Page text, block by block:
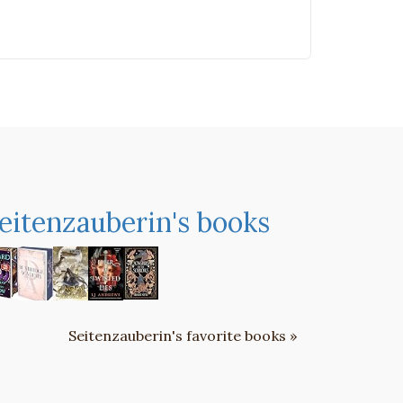
books
Seitenzauberin's favorite books »